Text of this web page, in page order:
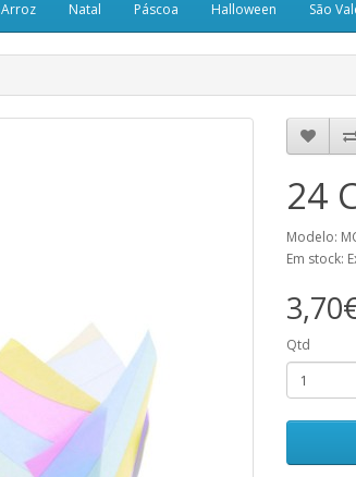
Natal Páscoa Halloween São
24
Modelo:
Em stock:
Qtd